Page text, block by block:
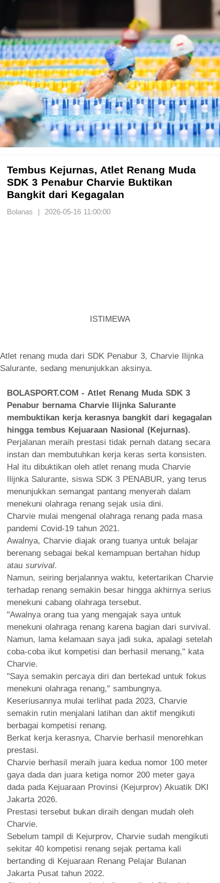
Tembus Kejurnas, Atlet Renang Muda
SDK 3 Penabur Charvie Buktikan
Bangkit dari Kegagalan
Bolanas | 2026-05-16 11:00:00
ISTIMEWA
Atlet renang muda dari SDK Penabur 3, Charvie Ilijnka
Salurante, sedang menunjukkan aksinya.
BOLASPORT.COM - Atlet Renang Muda SDK 3
Penabur bernama Charvie Ilijnka Salurante
membuktikan kerja kerasnya bangkit dari kegagalan
hingga tembus Kejuaraan Nasional (Kejurnas).
Perjalanan meraih prestasi tidak pernah datang secara
instan dan membutuhkan kerja keras serta konsisten.
Hal itu dibuktikan oleh atlet renang muda Charvie
Ilijnka Salurante, siswa SDK 3 PENABUR, yang terus
menunjukkan semangat pantang menyerah dalam
menekuni olahraga renang sejak usia dini.
Charvie mulai mengenal olahraga renang pada masa
pandemi Covid-19 tahun 2021.
Awalnya, Charvie diajak orang tuanya untuk belajar
berenang sebagai bekal kemampuan bertahan hidup
atau survival.
Namun, seiring berjalannya waktu, ketertarikan Charvie
terhadap renang semakin besar hingga akhirnya serius
menekuni cabang olahraga tersebut.
"Awalnya orang tua yang mengajak saya untuk
menekuni olahraga renang karena bagian dari survival.
Namun, lama kelamaan saya jadi suka, apalagi setelah
coba-coba ikut kompetisi dan berhasil menang," kata
Charvie.
"Saya semakin percaya diri dan bertekad untuk fokus
menekuni olahraga renang," sambungnya.
Keseriusannya mulai terlihat pada 2023, Charvie
semakin rutin menjalani latihan dan aktif mengikuti
berbagai kompetisi renang.
Berkat kerja kerasnya, Charvie berhasil menorehkan
prestasi.
Charvie berhasil meraih juara kedua nomor 100 meter
gaya dada dan juara ketiga nomor 200 meter gaya
dada pada Kejuaraan Provinsi (Kejurprov) Akuatik DKI
Jakarta 2026.
Prestasi tersebut bukan diraih dengan mudah oleh
Charvie.
Sebelum tampil di Kejurprov, Charvie sudah mengikuti
sekitar 40 kompetisi renang sejak pertama kali
bertanding di Kejuaraan Renang Pelajar Bulanan
Jakarta Pusat tahun 2022.